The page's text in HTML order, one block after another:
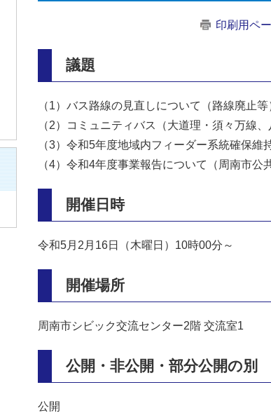
印刷用ペ
議題
（1）バス路線の見直しについて（路線廃止等
（2）コミュニティバス（大道理・須々万線
（3）令和5年度地域内フィーダー系統確保維
（4）令和4年度事業報告について（周南市公
開催日時
令和5月2月16日（木曜日）10時00分～
開催場所
周南市シビック交流センター2階 交流室1
公開・非公開・部分公開の別
公開